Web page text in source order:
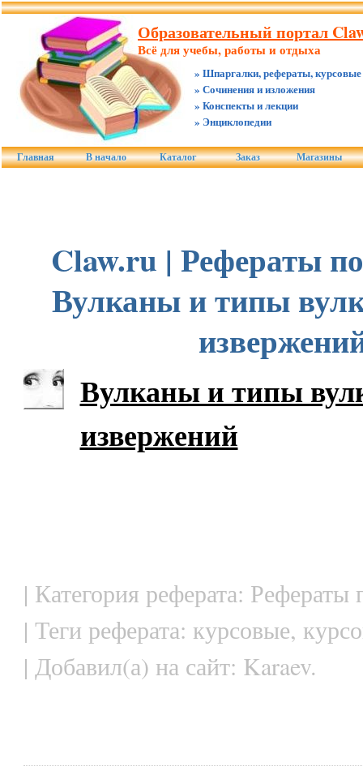
Образовательный портал
Всё для учебы, работы и отдыха
» Шпаргалки, рефераты, курсовые
» Сочинения и изложения
» Конспекты и лекции
» Энциклопедии
Главная В начало Каталог Заказ Магазины
Claw.ru | Рефераты
Вулканы и типы
Вулканы и типы
извержений
| Категория реферата: Рефераты
| Теги реферата: курсовые,
| Добавил(а) на сайт: Karaev.